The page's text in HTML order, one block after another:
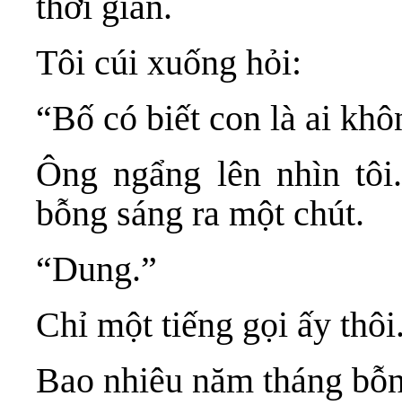
Tôi cúi xuống hỏi:
“Bố có biết con là ai
Ông ngẩng lên nhìn
bỗng sáng ra một chút.
“Dung.”
Chỉ một tiếng gọi ấy
Bao nhiêu năm tháng